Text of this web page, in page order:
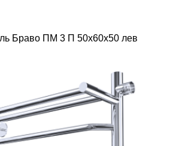
Браво ПМ 3 П 50х60х50 лев